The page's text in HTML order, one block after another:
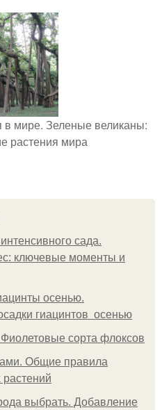
мире. Зеленые великаны:
растения мира
сада.
ключевые моменты и
осенью.
гиацинтов осенью
сорта флоксов
Общие правила
выбрать. Добавление